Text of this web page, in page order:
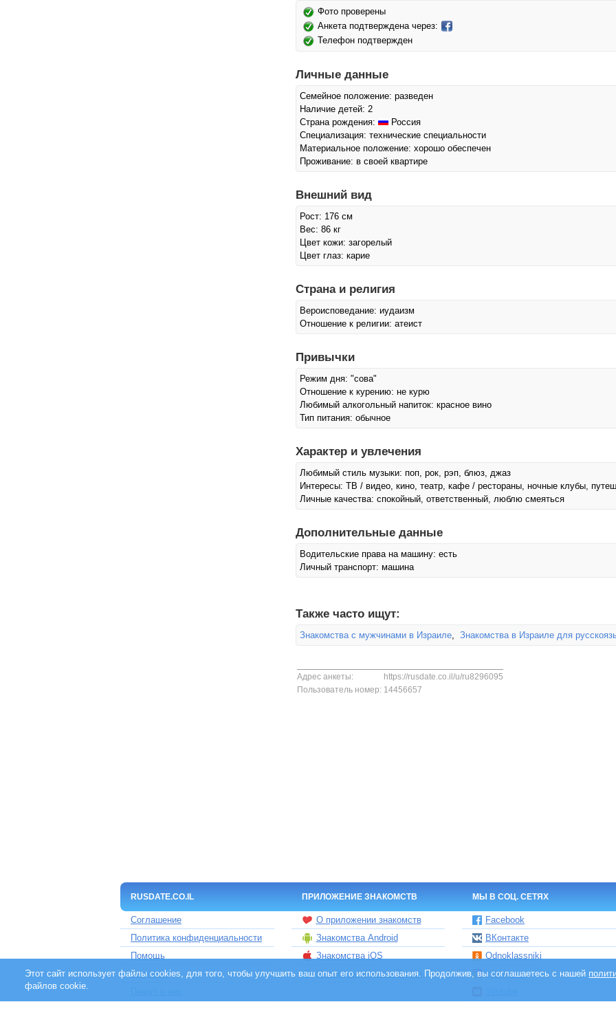
Фото проверены
Анкета подтверждена через:
Телефон подтвержден
Личные данные
Семейное положение: разведен
Наличие детей: 2
Страна рождения:
Россия
Специализация: технические специальности
Материальное положение: хорошо обеспечен
Проживание: в своей квартире
Внешний вид
Рост: 176 см
Вес: 86 кг
Цвет кожи: загорелый
Цвет глаз: карие
Страна и религия
Вероисповедание: иудаизм
Отношение к религии: атеист
Привычки
Режим дня: "сова"
Отношение к курению: не курю
Любимый алкогольный напиток: красное вино
Тип питания: обычное
Характер и увлечения
Любимый стиль музыки: поп, рок, рэп, блюз, джаз
Интересы: ТВ / видео, кино, театр, кафе / рестораны, ночные клубы,
Личные качества: спокойный, ответственный, люблю смеяться
Дополнительные данные
Водительские права на машину: есть
Личный транспорт: машина
Также часто ищут:
Знакомства с мужчинами в Израиле, Знакомства в Израиле для
Адрес анкеты:
https://rusdate.co.il/u/ru8296095
Пользователь номер: 14456657
RUSDATE.CO.IL ПРИЛОЖЕНИЕ ЗНАКОМСТВ МЫ В СОЦ. СЕТЯХ
Соглашение
Политика конфиденциальности
Помощь
Контакты
О приложении знакомств
Знакомства Android
Знакомства iOS
Чат бот знакомств Елена
Facebook
ВКонтакте
Odnoklassniki
Instagram
Этот сайт использует файлы cookies, для того, чтобы улучшить ваш опыт его использования. Продолжив, вы соглашаетесь с нашей
файлов cookie.